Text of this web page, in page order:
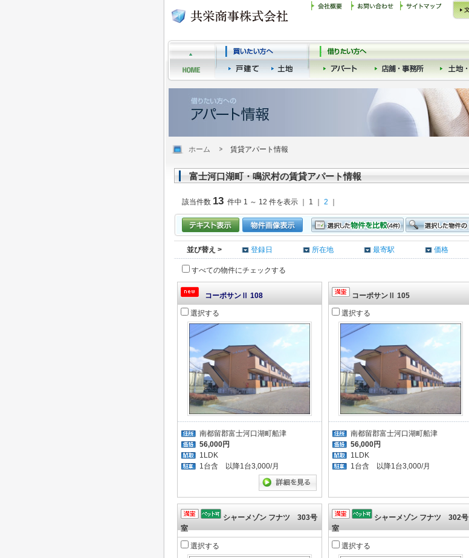
ホーム 賃貸アパート情報
富士河口湖町・鳴沢村の賃貸アパート情報
該当件数 13 件中 1 ～ 12 件を表示 ｜ 1 ｜ 2
並び替え > 登録日 所在地 最寄駅 価格
すべての物件にチェックする
コーポサンⅡ 108
選択する
南都留郡富士河口湖町船津
56,000円
1LDK
1台含 以降1台3,000/月
コーポサンⅡ 105
選択する
南都留郡富士河口湖町船津
56,000円
1LDK
1台含 以降1台3,000/月
シャーメゾン フナツ 303号
室
選択する
シャーメゾン フナツ 302号
室
選択する